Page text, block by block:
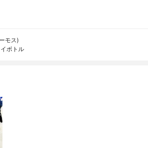
モス)
ボトル